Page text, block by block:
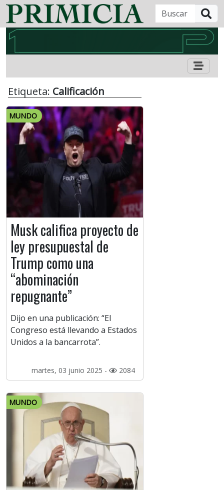
Etiqueta: Calificación
MUNDO
Musk califica proyecto de
ley presupuestal de
Trump como una
“abominación
repugnante”
Dijo en una publicación: “El
Congreso está llevando a Estados
Unidos a la bancarrota”.
martes, 03 junio 2025 - 2084
MUNDO